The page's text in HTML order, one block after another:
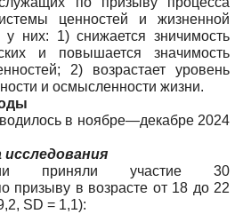
ценностей и жизненной
у них: 1) снижается зничимость
и повышается значимость
2) возрастает уровень
и осмысленности жизни.
в ноябре—декабре 2024
исследования
приняли участие 30
призыву в возрасте от 18 до 22
SD = 1,1):